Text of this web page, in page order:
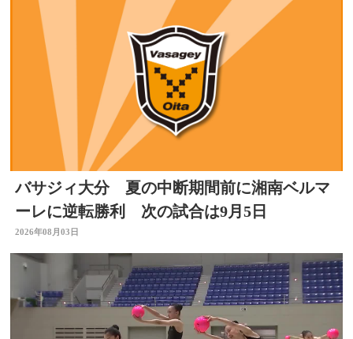
バサジィ大分 夏の中断期間前に湘南ベルマ
ーレに逆転勝利 次の試合は9月5日
2026年08月03日